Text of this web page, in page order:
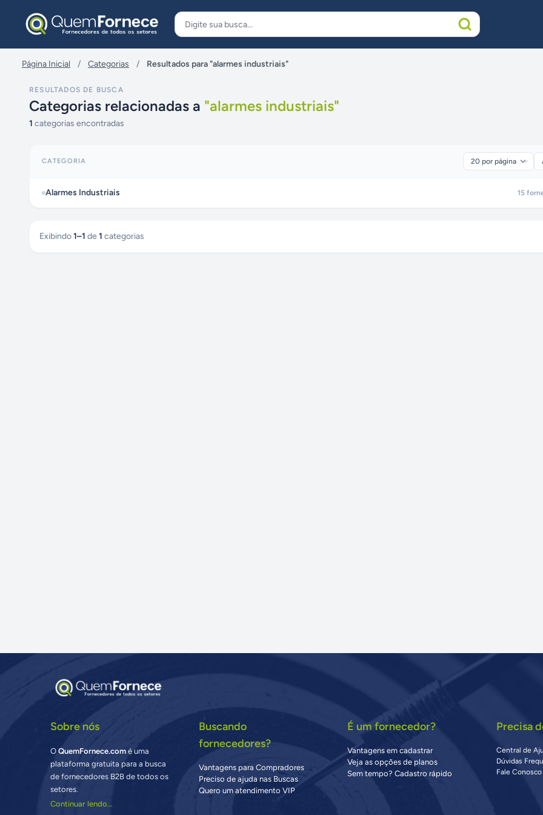
Página Inicial / Categorias / Resultados para "alarmes industriais"
RESULTADOS DE BUSCA
Categorias relacionadas a "alarmes industriais"
1 categorias encontradas
CATEGORIA
Alarmes Industriais 15
Exibindo1–1 de 1 categorias
Sobre nós
OQuemFornece.com é uma
plataforma gratuita para a busca
de fornecedores B2B de todos os
setores.
Continuar lendo...
Buscando
fornecedores?
Vantagens para Compradores
Preciso de ajuda nas Buscas
Quero um atendimento VIP
É um fornecedor?
Vantagens em cadastrar
Veja as opções de planos
Sem tempo? Cadastro rápido
Precisa
Central de
Dúvidas
Fale Conosco